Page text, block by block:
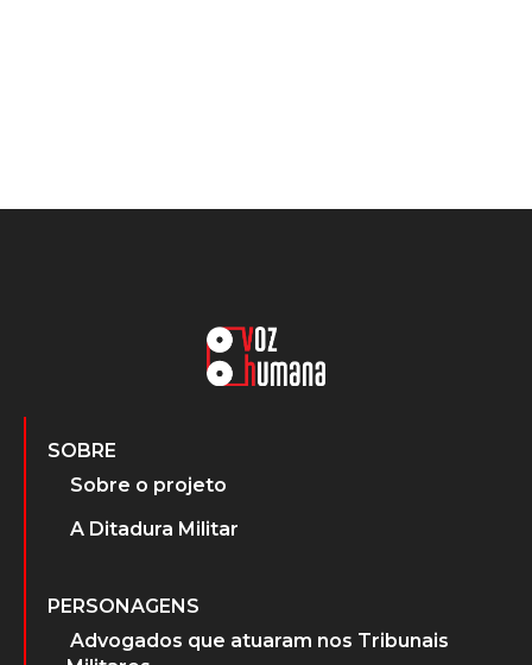
SOBRE
Sobre o projeto
A Ditadura Militar
PERSONAGENS
Advogados que atuaram nos Tribunais